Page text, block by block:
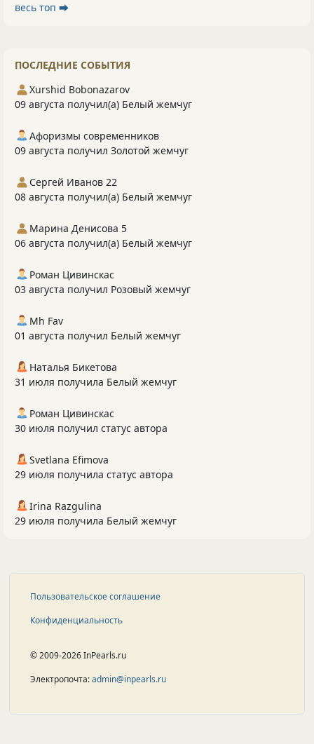
весь топ ⮕
ПОСЛЕДНИЕ СОБЫТИЯ
Xurshid Bobonazarov
09 августа получил(а) Белый жемчуг
Афоризмы современников
09 августа получил Золотой жемчуг
Сергей Иванов 22
08 августа получил(а) Белый жемчуг
Марина Денисова 5
06 августа получил(а) Белый жемчуг
Роман Цивинскас
03 августа получил Розовый жемчуг
Mh Fav
01 августа получил Белый жемчуг
Наталья Бикетова
31 июля получила Белый жемчуг
Роман Цивинскас
30 июля получил статус автора
Svetlana Efimova
29 июля получила статус автора
Irina Razgulina
29 июля получила Белый жемчуг
Пользовательское соглашение
Конфиденциальность
© 2009-2026 InPearls.ru
Электропочта:admin@inpearls.ru